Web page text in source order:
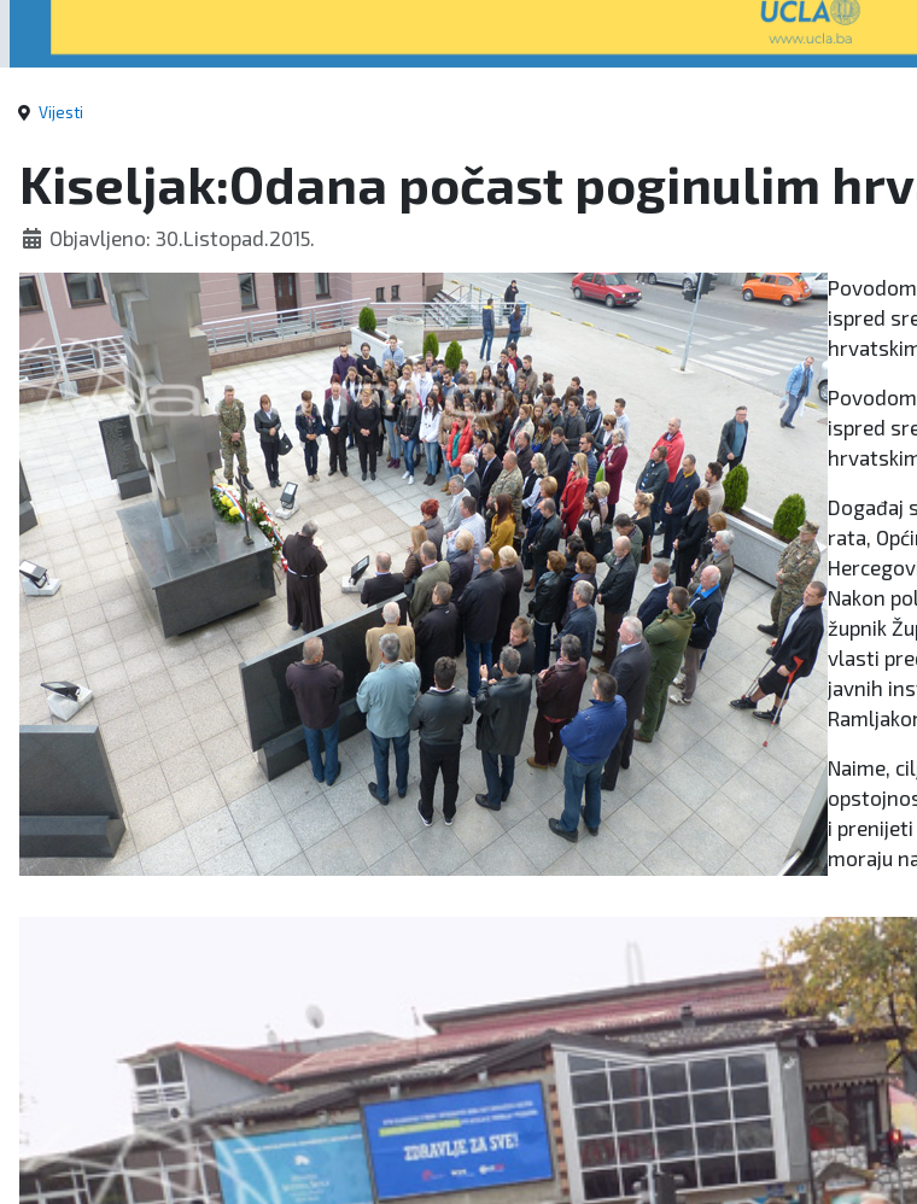
Vijesti
Kiseljak:Odana počast poginulim
Objavljeno: 30.Listopad.2015.
ispred
ispred
Događaj
rata,
Nakon
župnik
vlasti
javnih
Naime,
i
moraju